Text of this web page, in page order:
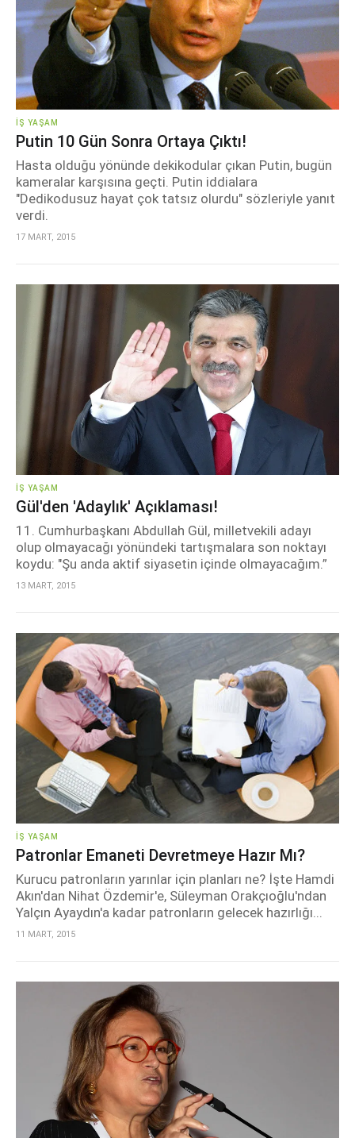
İŞ YAŞAM
Putin 10 Gün Sonra Ortaya Çıktı!
Hasta olduğu yönünde dekikodular çıkan Putin, bugün
kameralar karşısına geçti. Putin iddialara
"Dedikodusuz hayat çok tatsız olurdu" sözleriyle yanıt
verdi.
17 MART, 2015
İŞ YAŞAM
Gül'den 'adaylık' Açıklaması!
11. Cumhurbaşkanı Abdullah Gül, milletvekili adayı
olup olmayacağı yönündeki tartışmalara son noktayı
koydu: "Şu anda aktif siyasetin içinde olmayacağım.”
13 MART, 2015
İŞ YAŞAM
Patronlar Emaneti Devretmeye Hazır Mı?
Kurucu patronların yarınlar için planları ne? İşte Hamdi
Akın'dan Nihat Özdemir'e, Süleyman Orakçıoğlu'ndan
Yalçın Ayaydın'a kadar patronların gelecek hazırlığı...
11 MART, 2015